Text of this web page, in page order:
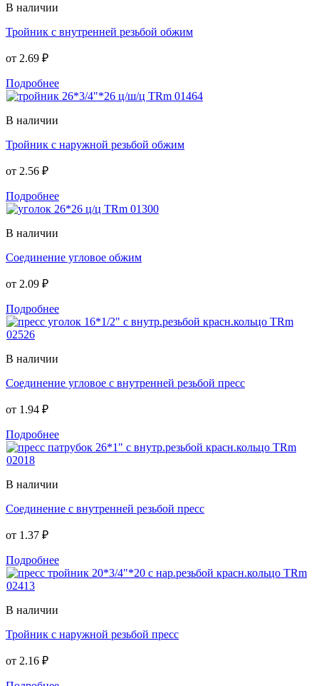
В наличии
Тройник с внутренней резьбой обжим
от 2.69 ₽
Подробнее
В наличии
Тройник с наружной резьбой обжим
от 2.56 ₽
Подробнее
В наличии
Соединение угловое обжим
от 2.09 ₽
Подробнее
В наличии
Соединение угловое с внутренней резьбой пресс
от 1.94 ₽
Подробнее
В наличии
Соединение с внутренней резьбой пресс
от 1.37 ₽
Подробнее
В наличии
Тройник с наружной резьбой пресс
от 2.16 ₽